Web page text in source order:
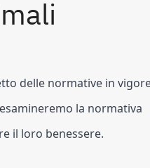
delle normative in
la normativa
il loro benessere.